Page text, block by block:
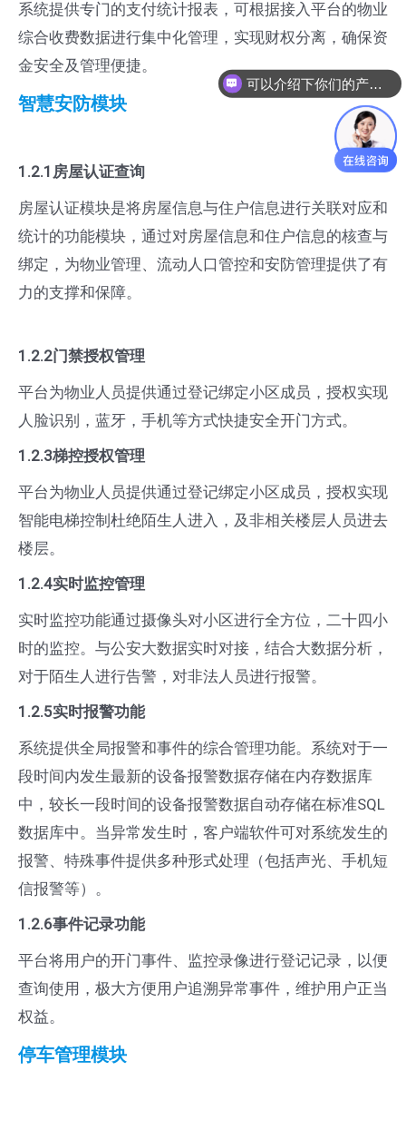
系统提供专门的支付统计报表，可根据接入平台的物业
综合收费数据进行集中化管理，实现财权分离，确保资
金安全及管理便捷。
智慧安防模块
1.2.1房屋认证查询
房屋认证模块是将房屋信息与住户信息进行关联对应和
统计的功能模块，通过对房屋信息和住户信息的核查与
绑定，为物业管理、流动人口管控和安防管理提供了有
力的支撑和保障。
1.2.2门禁授权管理
平台为物业人员提供通过登记绑定小区成员，授权实现
人脸识别，蓝牙，手机等方式快捷安全开门方式。
1.2.3梯控授权管理
平台为物业人员提供通过登记绑定小区成员，授权实现
智能电梯控制杜绝陌生人进入，及非相关楼层人员进去
楼层。
1.2.4实时监控管理
实时监控功能通过摄像头对小区进行全方位，二十四小
时的监控。与公安大数据实时对接，结合大数据分析，
对于陌生人进行告警，对非法人员进行报警。
1.2.5实时报警功能
系统提供全局报警和事件的综合管理功能。系统对于一
段时间内发生最新的设备报警数据存储在内存数据库
中，较长一段时间的设备报警数据自动存储在标准SQL
数据库中。当异常发生时，客户端软件可对系统发生的
报警、特殊事件提供多种形式处理（包括声光、手机短
信报警等）。
1.2.6事件记录功能
平台将用户的开门事件、监控录像进行登记记录，以便
查询使用，极大方便用户追溯异常事件，维护用户正当
权益。
停车管理模块
可以介绍下你们的产品么